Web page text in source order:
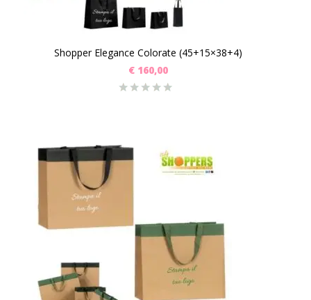
Shopper Elegance Colorate (45+15×38+4)
€ 160,00